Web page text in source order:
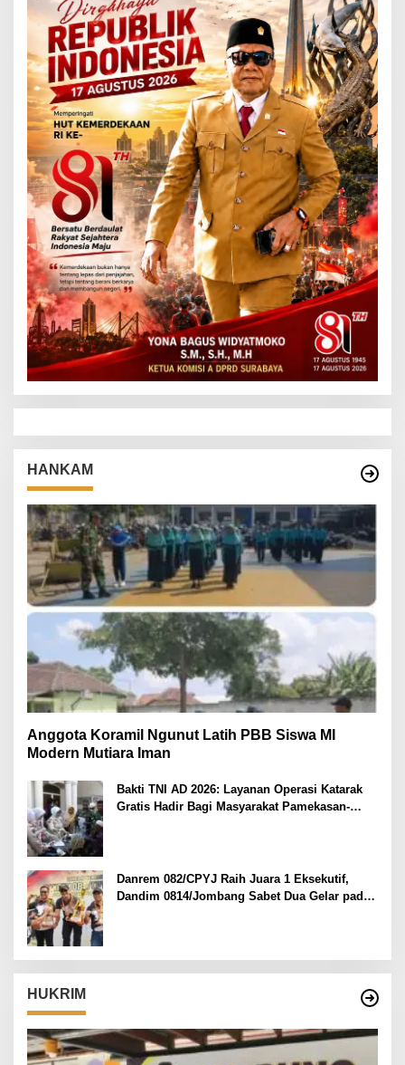
HANKAM
Anggota Koramil Ngunut Latih PBB Siswa MI
Modern Mutiara Iman
Bakti TNI AD 2026: Layanan Operasi Katarak
Gratis Hadir Bagi Masyarakat Pamekasan-
Danrem 082/CPYJ Raih Juara 1 Eksekutif,
Dandim 0814/Jombang Sabet Dua Gelar pada
HUKRIM